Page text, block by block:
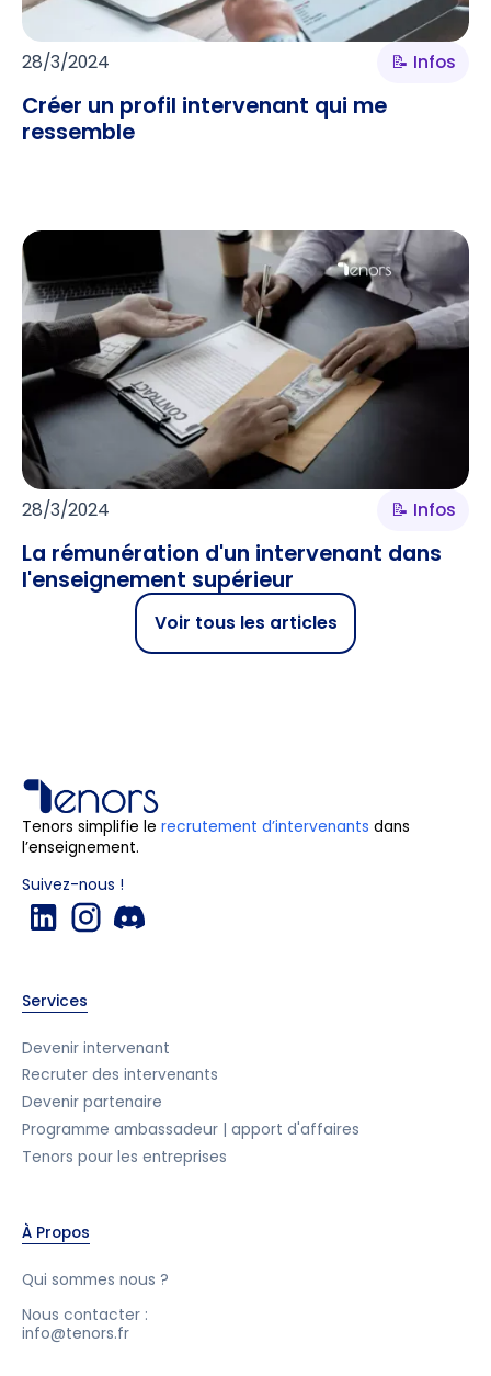
28/3/2024 📝 Infos
Créer un profil intervenant qui me
ressemble
28/3/2024 📝 Infos
La rémunération d'un intervenant dans
l'enseignement supérieur
Voir tous les articles
Tenors simplifie le recrutement d’intervenants dans
l’enseignement.
Suivez-nous !
Services
Devenir intervenant
Recruter des intervenants
Devenir partenaire
Programme ambassadeur | apport d'affaires
Tenors pour les entreprises
À Propos
Qui sommes nous ?
Nous contacter :
info@tenors.fr